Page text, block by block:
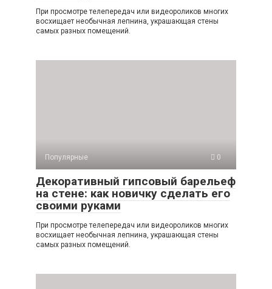
При просмотре телепередач или видеороликов многих
восхищает необычная лепнина, украшающая стены
самых разных помещений.
Популярные 0
Декоративный гипсовый барельеф
на стене: как новичку сделать его
своими руками
При просмотре телепередач или видеороликов многих
восхищает необычная лепнина, украшающая стены
самых разных помещений.